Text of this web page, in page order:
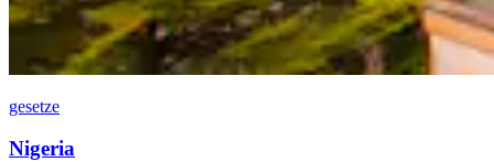
gesetze
Nigeria